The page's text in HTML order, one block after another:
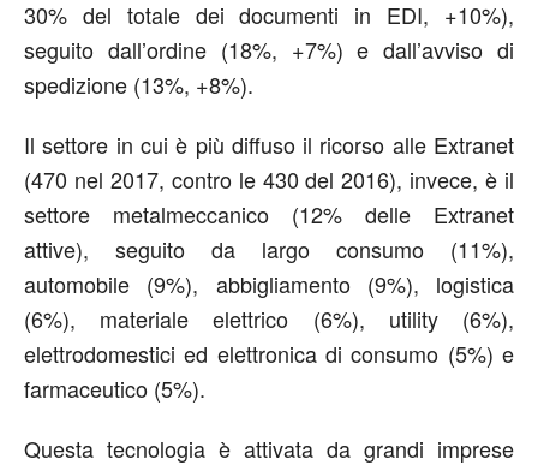
30% del totale dei documenti in EDI, +10%),
seguito dall’ordine (18%, +7%) e dall’avviso di
spedizione (13%, +8%).
Il settore in cui è più diffuso il ricorso alle Extranet
(470 nel 2017, contro le 430 del 2016), invece, è il
settore metalmeccanico (12% delle Extranet
attive), seguito da largo consumo (11%),
automobile (9%), abbigliamento (9%), logistica
(6%), materiale elettrico (6%), utility (6%),
elettrodomestici ed elettronica di consumo (5%) e
farmaceutico (5%).
Questa tecnologia è attivata da grandi imprese